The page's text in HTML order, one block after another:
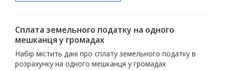
Сплата земельного податку на одного
мешканця у громадах
Набір містить дані про сплату земельного податку в
розрахунку на одного мешканця у громадах